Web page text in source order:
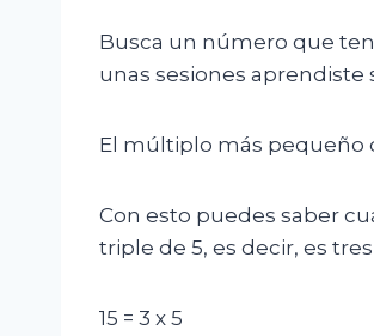
Busca un número que
unas sesiones aprendiste
El múltiplo más pequeño
Con esto puedes saber
triple de 5, es decir, es
15 = 3 x 5